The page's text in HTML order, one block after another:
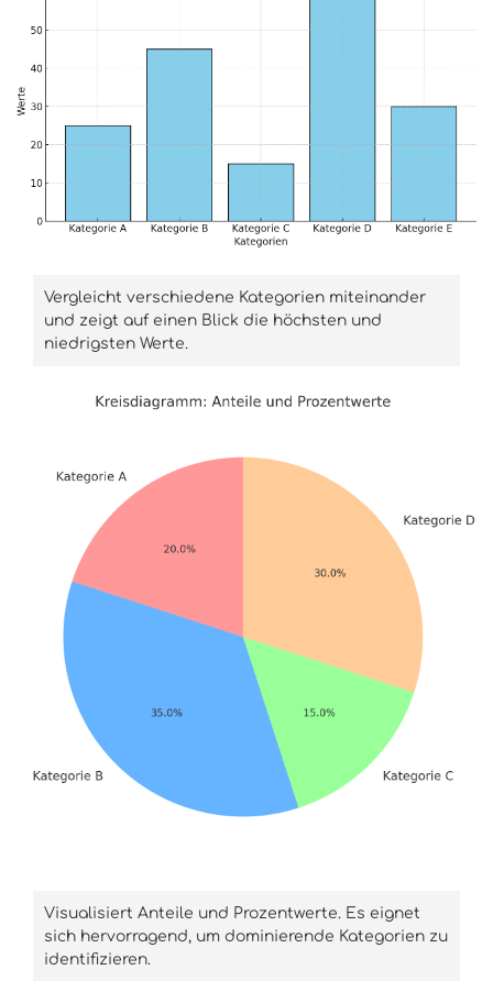
Vergleicht verschiedene Kategorien miteinander
und zeigt auf einen Blick die höchsten und
niedrigsten Werte.
Visualisiert Anteile und Prozentwerte. Es eignet
sich hervorragend, um dominierende Kategorien zu
identifizieren.